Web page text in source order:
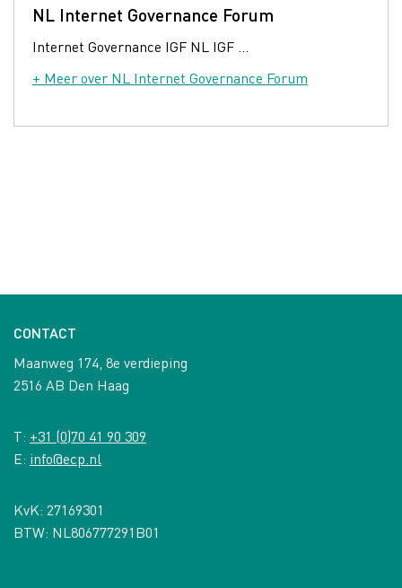
NL Internet Governance Forum
Internet Governance IGF NL IGF ...
+ Meer over NL Internet Governance Forum
CONTACT
Maanweg 174, 8e verdieping
2516 AB Den Haag
T: +31 (0)70 41 90 309
E: info@ecp.nl
KvK: 27169301
BTW: NL806777291B01